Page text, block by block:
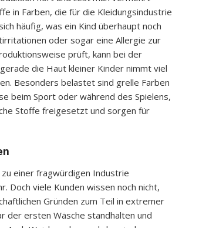
in Farben, die für die Kleidungsindustrie
häufig, was ein Kind überhaupt noch
oder sogar eine Allergie zur
prüft, kann bei der
die Haut kleiner Kinder nimmt viel
Besonders belastet sind grelle Farben
beim Sport oder während des Spielens,
Stoffe freigesetzt und sorgen für
einer fragwürdigen Industrie
Doch viele Kunden wissen noch nicht,
Gründen zum Teil in extremer
der ersten Wäsche standhalten und